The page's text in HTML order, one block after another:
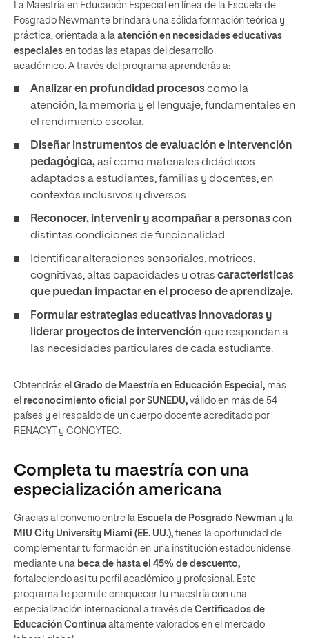
La Maestría en Educación Especial en línea de la Escuela de
Posgrado Newman te brindará una sólida formación teórica y
práctica, orientada a la atención en necesidades educativas
especiales en todas las etapas del desarrollo
académico. A través del programa aprenderás a:
Analizar en profundidad procesoscomo la
atención, la memoria y el lenguaje, fundamentales en
el rendimiento escolar.
Diseñar instrumentos de evaluación e intervención
pedagógica,así como materiales didácticos
adaptados a estudiantes, familias y docentes, en
contextos inclusivos y diversos.
Reconocer, intervenir y acompañar a personascon
distintas condiciones de funcionalidad.
Identificar alteraciones sensoriales, motrices,
cognitivas, altas capacidades u otras características
que puedan impactar en el proceso de aprendizaje.
Formular estrategias educativas innovadoras y
liderar proyectos de intervención que respondan a
las necesidades particulares de cada estudiante.
Obtendrás el Grado de Maestría en Educación Especial, más
el reconocimiento oficial por SUNEDU, válido en más de 54
países y el respaldo de un cuerpo docente acreditado por
RENACYT y CONCYTEC.
Completa tu maestría con una
especialización americana
Gracias al convenio entre la Escuela de Posgrado Newman y la
MIU City University Miami (EE. UU.), tienes la oportunidad de
complementar tu formación en una institución estadounidense
mediante una beca de hasta el 45% de descuento,
fortaleciendo así tu perfil académico y profesional. Este
programa te permite enriquecer tu maestría con una
especialización internacional a través de Certificados de
Educación Continua altamente valorados en el mercado